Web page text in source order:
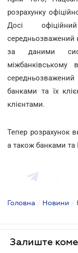
розрахунку
Досі
середньозважений
за даними
банками та їх
клієнтами.
Тепер розрахунок
а також банками та
Головна / Новини /
Залиште